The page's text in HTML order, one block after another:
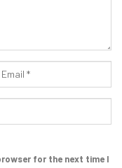
for the next time I